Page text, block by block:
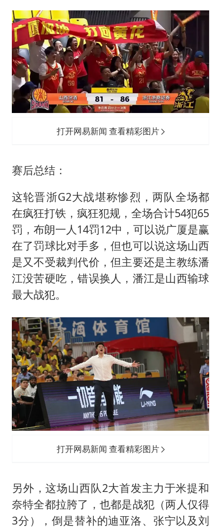
打开网易新闻 查看精彩图片
赛后总结：
这轮晋浙G2大战堪称惨烈，两队全场都
在疯狂打铁，疯狂犯规，全场合计54犯65
罚，布朗一人14罚12中，可以说广厦是赢
在了罚球比对手多，但也可以说这场山西
是又不受裁判代价，但主要还是主教练潘
江没苦硬吃，错误换人，潘江是山西输球
最大战犯。
打开网易新闻 查看精彩图片
另外，这场山西队2大首发主力于米提和
奈特全都拉胯了，也都是战犯（两人仅得
3分），倒是替补的迪亚洛、张宁以及刘